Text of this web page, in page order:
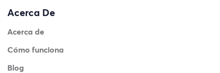
Acerca De
Acerca de
Cómo funciona
Blog